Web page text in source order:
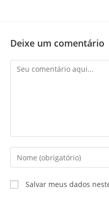
Deixe um comentário
Salvar meus dados